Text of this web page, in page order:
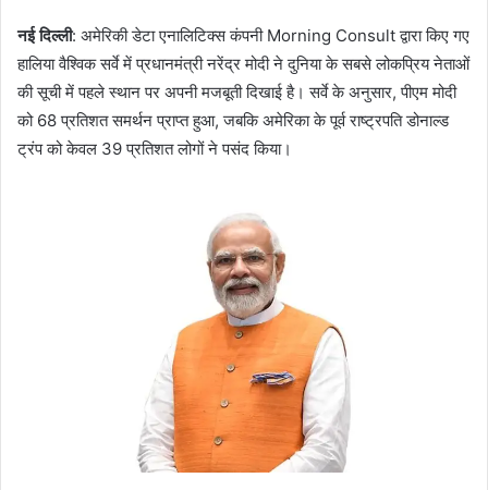
नई दिल्ली: अमेरिकी डेटा एनालिटिक्स कंपनी Morning Consult द्वारा किए गए
हालिया वैश्विक सर्वे में प्रधानमंत्री नरेंद्र मोदी ने दुनिया के सबसे लोकप्रिय नेताओं
की सूची में पहले स्थान पर अपनी मजबूती दिखाई है। सर्वे के अनुसार, पीएम मोदी
को 68 प्रतिशत समर्थन प्राप्त हुआ, जबकि अमेरिका के पूर्व राष्ट्रपति डोनाल्ड
ट्रंप को केवल 39 प्रतिशत लोगों ने पसंद किया।